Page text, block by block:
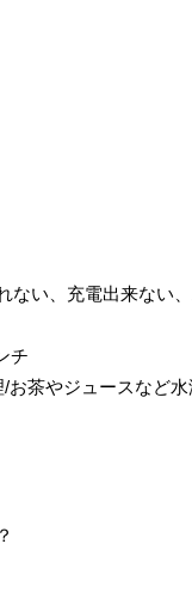
ない、充電出来ない
チ
茶やジュースなど